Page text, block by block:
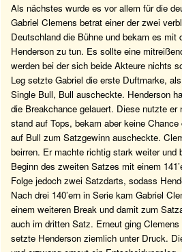
Als nächstes wurde es vor allem für die
Gabriel Clemens betrat einer der zwei
Deutschland die Bühne und bekam es mit
Henderson zu tun. Es sollte eine
werden bei der sich beide Akteure nichts
Leg setzte Gabriel die erste Duftmarke,
Single Bull, Bull auscheckte. Henderson
die Breakchance gelauert. Diese nutzte er
stand auf Tops, bekam aber keine
auf Bull zum Satzgewinn auscheckte.
beirren. Er machte richtig stark weiter und
Beginn des zweiten Satzes mit einem
Folge jedoch zwei Satzdarts, sodass
Nach drei 140’ern in Serie kam Gabriel
einem weiteren Break und damit zum
auch im dritten Satz. Erneut ging
setzte Henderson ziemlich unter Druck.